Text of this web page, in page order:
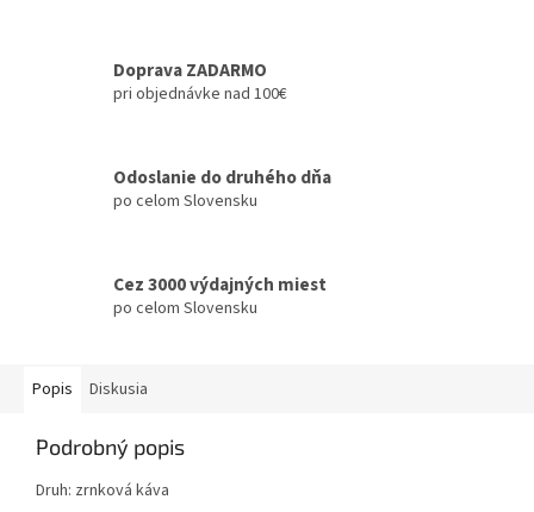
Doprava ZADARMO
pri objednávke nad 100€
Odoslanie do druhého dňa
po celom Slovensku
Cez 3000 výdajných miest
po celom Slovensku
Popis Diskusia
Podrobný popis
Druh: zrnková káva